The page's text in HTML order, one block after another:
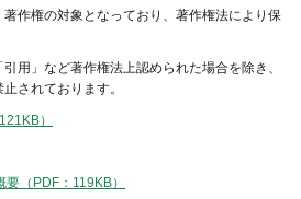
作権の対象となっており、著作権法により保
用」など著作権法上認められた場合を除き、
止されております。
）
（PDF：119KB）